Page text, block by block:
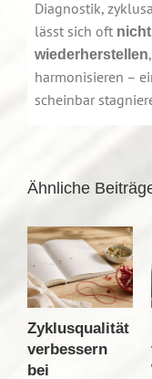
Diagnostik,
lässt sich oft
wiederherstellen
harmonisieren –
scheinbar
Ähnliche
Zyklusqualität
verbessern
bei